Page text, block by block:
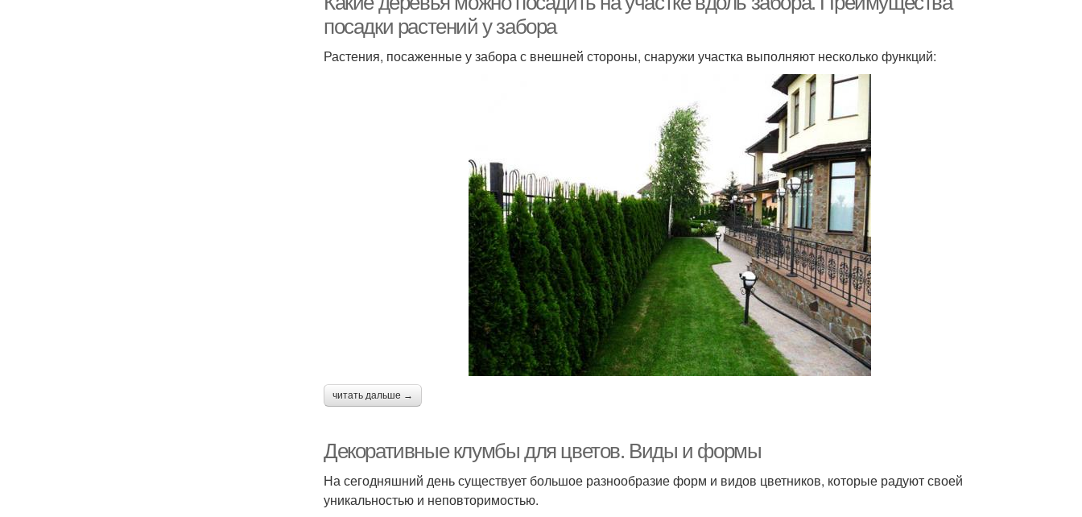
посадки растений у забора
Растения, посаженные у забора с внешней стороны, снаружи участка выполняют несколько функций:
читать дальше →
Декоративные клумбы для цветов. Виды и формы
На сегодняшний день существует большое разнообразие форм и видов цветников, которые радуют своей
уникальностью и неповторимостью.